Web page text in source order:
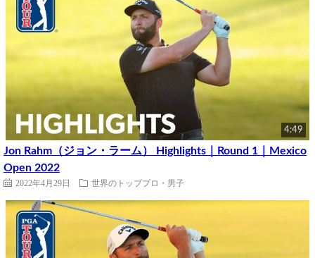
4:49
Jon Rahm（ジョン・ラーム） Highlights｜Round 1｜Mexico
Open 2022
2022年4月29日 世界のトッププロ・男子